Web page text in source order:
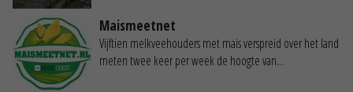
Maismeetnet
Vijftien melkveehouders met mais verspreid over het land
meten twee keer per week de hoogte van...